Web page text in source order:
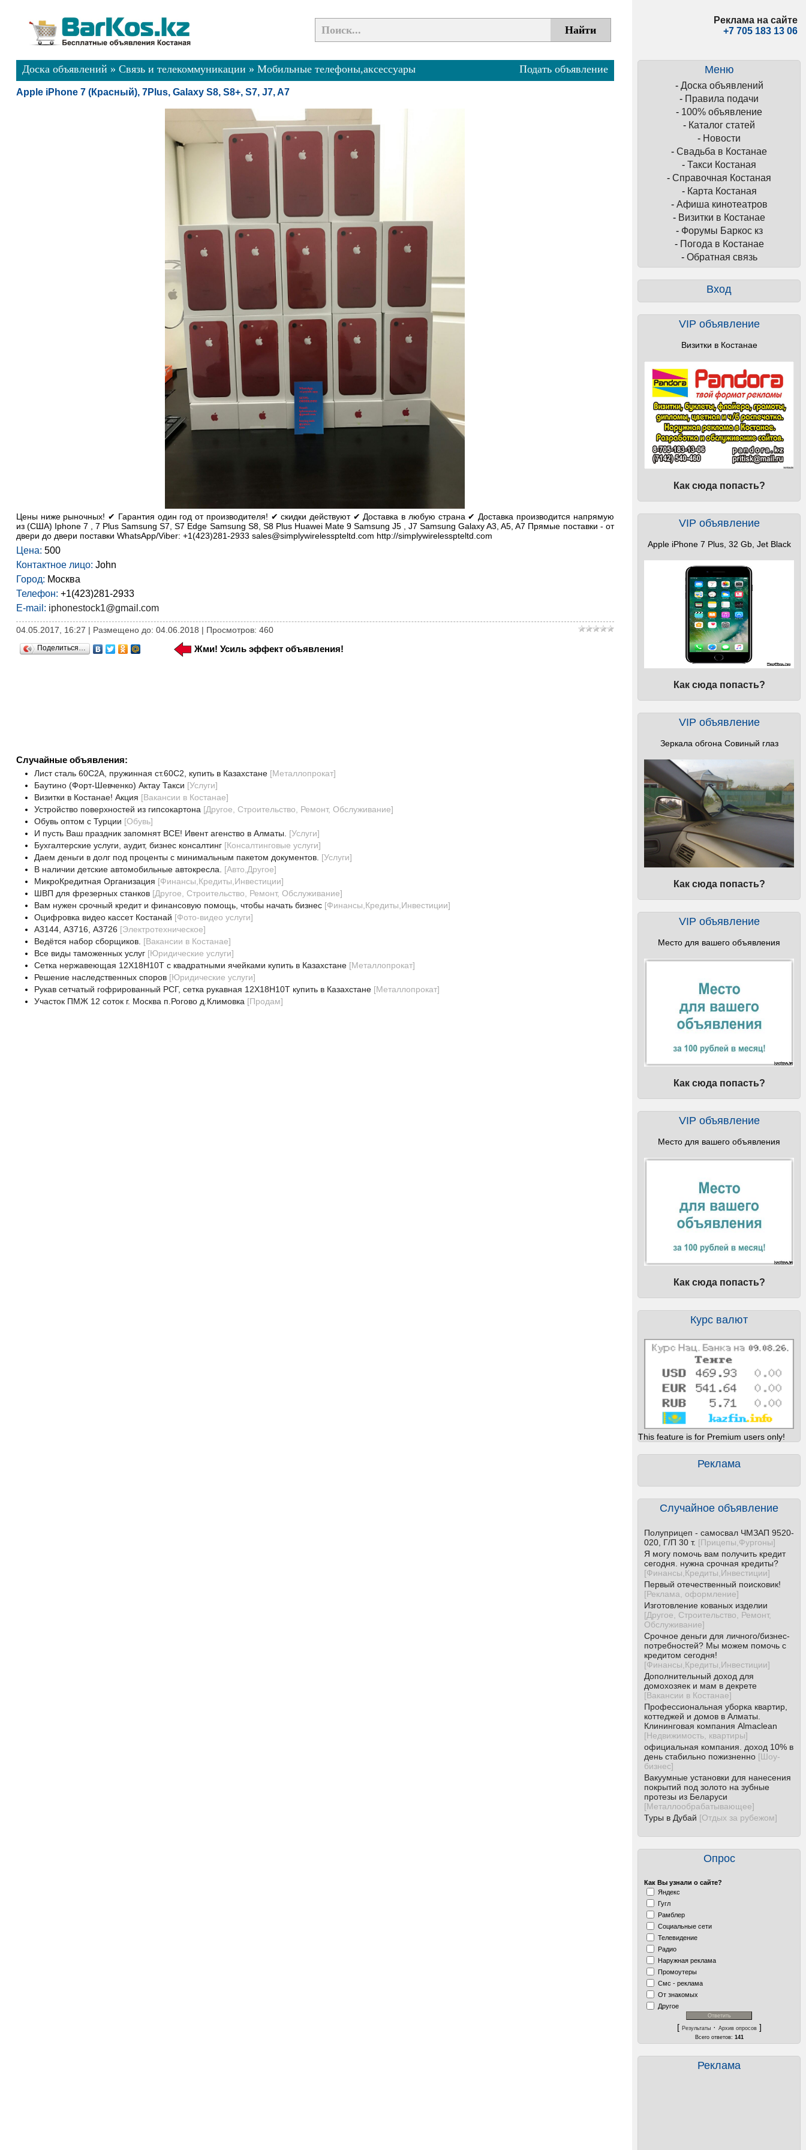
Реклама на сайте
+7 705 183 13 06
Меню
- Доска объявлений
- Правила подачи
- 100% объявление
- Каталог статей
- Новости
- Свадьба в Костанае
- Такси Костаная
- Справочная Костаная
- Карта Костаная
- Афиша кинотеатров
- Визитки в Костанае
- Форумы Баркос кз
- Погода в Костанае
- Обратная связь
Вход
VIP объявление
Визитки в Костанае
Как сюда попасть?
VIP объявление
Apple iPhone 7 Plus, 32 Gb, Jet Black
Как сюда попасть?
VIP объявление
Зеркала обгона Совиный глаз
Как сюда попасть?
VIP объявление
Место для вашего объявления
Как сюда попасть?
VIP объявление
Место для вашего объявления
Как сюда попасть?
Курс валют
This feature is for Premium users only!
Реклама
Случайное объявление
Полуприцеп - самосвал ЧМЗАП 9520-
020, Г/П 30 т. [Прицепы,Фургоны]
Я могу помочь вам получить кредит
сегодня. нужна срочная кредиты?
[Финансы,Кредиты,Инвестиции]
Первый отечественный поисковик!
[Реклама, оформление]
Изготовление кованых изделии
[Другое, Строительство, Ремонт,
Обслуживание]
Срочное деньги для личного/бизнес-
потребностей? Мы можем помочь с
кредитом сегодня!
[Финансы,Кредиты,Инвестиции]
Дополнительный доход для
домохозяек и мам в декрете
[Вакансии в Костанае]
Профессиональная уборка квартир,
коттеджей и домов в Алматы.
Клининговая компания Almaclean
[Недвижимость, квартиры]
официальная компания. доход 10% в
день стабильно пожизненно [Шоу-
бизнес]
Вакуумные установки для нанесения
покрытий под золото на зубные
протезы из Беларуси
[Металлообрабатывающее]
Туры в Дубай [Отдых за рубежом]
Опрос
Как Вы узнали о сайте?
Яндекс
Гугл
Рамблер
Социальные сети
Телевидение
Радио
Наружная реклама
Промоутеры
Смс - реклама
От знакомых
Другое
[ Результаты· Архив опросов]
Всего ответов: 141
Реклама
Подать объявление
Доска объявлений » Связь и телекоммуникации » Мобильные телефоны,аксессуары
Apple iPhone 7 (Красный), 7Plus, Galaxy S8, S8+, S7, J7, A7
Цены ниже рыночных! ✔ Гарантия один год от производителя! ✔ скидки действуют ✔ Доставка в любую страна ✔ Доставка производится напрямую
из (США) Iphone 7 , 7 Plus Samsung S7, S7 Edge Samsung S8, S8 Plus Huawei Mate 9 Samsung J5 , J7 Samsung Galaxy A3, A5, A7 Прямые поставки - от
двери до двери поставки WhatsApp/Viber: +1(423)281-2933 sales@simplywirelesspteltd.com http://simplywirelesspteltd.com
Цена: 500
Контактное лицо: John
Город: Москва
Телефон: +1(423)281-2933
E-mail: iphonestock1@gmail.com
04.05.2017, 16:27 | Размещено до: 04.06.2018 | Просмотров: 460
Поделиться… Жми! Усиль эффект объявления!
Случайные объявления:
Лист сталь 60С2А, пружинная ст.60С2, купить в Казахстане [Металлопрокат]
Баутино (Форт-Шевченко) Актау Такси [Услуги]
Визитки в Костанае! Акция [Вакансии в Костанае]
Устройство поверхностей из гипсокартона [Другое, Строительство, Ремонт, Обслуживание]
Обувь оптом с Турции [Обувь]
И пусть Ваш праздник запомнят ВСЕ! Ивент агенство в Алматы.
[Услуги]
Бухгалтерские услуги, аудит, бизнес консалтинг [Консалтинговые услуги]
Даем деньги в долг под проценты с минимальным пакетом документов. [Услуги]
В наличии детские автомобильные автокресла.
[Авто,Другое]
МикроКредитная Организация [Финансы,Кредиты,Инвестиции]
ШВП для фрезерных станков [Другое, Строительство, Ремонт, Обслуживание]
Вам нужен срочный кредит и финансовую помощь, чтобы начать бизнес [Финансы,Кредиты,Инвестиции]
Оцифровка видео кассет Костанай [Фото-видео услуги]
А3144, А3716, А3726 [Электротехническое]
Ведётся набор сборщиков. [Вакансии в Костанае]
Все виды таможенных услуг [Юридические услуги]
Сетка нержавеющая 12Х18Н10Т с квадратными ячейками купить в Казахстане [Металлопрокат]
Решение наследственных споров [Юридические услуги]
Рукав сетчатый гофрированный РСГ, сетка рукавная 12Х18Н10Т купить в Казахстане [Металлопрокат]
Участок ПМЖ 12 соток г. Москва п.Рогово д.Климовка [Продам]